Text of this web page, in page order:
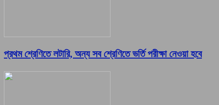
প্রথম শ্রেণিতে লটারি, অন্য সব শ্রেণিতে ভর্তি পরীক্ষা নেওয়া হবে